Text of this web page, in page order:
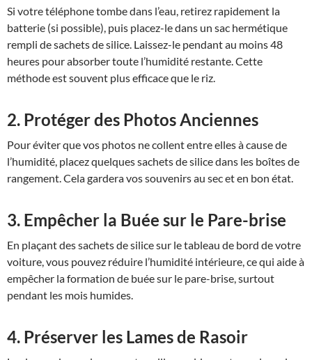
Si votre téléphone tombe dans l’eau, retirez rapidement la
batterie (si possible), puis placez-le dans un sac hermétique
rempli de sachets de silice. Laissez-le pendant au moins 48
heures pour absorber toute l’humidité restante. Cette
méthode est souvent plus efficace que le riz.
2. Protéger des Photos Anciennes
Pour éviter que vos photos ne collent entre elles à cause de
l’humidité, placez quelques sachets de silice dans les boîtes de
rangement. Cela gardera vos souvenirs au sec et en bon état.
3. Empêcher la Buée sur le Pare-brise
En plaçant des sachets de silice sur le tableau de bord de votre
voiture, vous pouvez réduire l’humidité intérieure, ce qui aide à
empêcher la formation de buée sur le pare-brise, surtout
pendant les mois humides.
4. Préserver les Lames de Rasoir